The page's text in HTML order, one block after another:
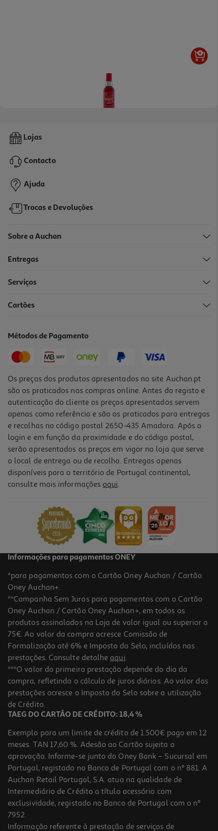
Laca Phyto Fixação Suave 150 Ml
17,85 €
Serum Phyto Paris Crescimento 50 Ml
29,90 €
4.8
Gel-Creme Phyto Caracóis Definição 150ml
123.33 €/Lt
18,50 €
Lojas
Contacto
Ajuda
Trocas e Devoluções
Sobre a Auchan
Entregas
Serviços
Cartões
Métodos de Pagamento
Os preços dos produtos apresentados no site Auchan.pt
são os praticados nas compras online. Antes do registo e
autenticação do cliente os preços apresentados servem
apenas como referência e são os praticados para entregas
e recolhas no código postal 2650-435 Amadora. Após o
login e em função da proximidade e do código postal,
serão apresentados os preços em vigor na loja que serve
o local de entrega ou de recolha. Entregas apenas
disponíveis para o território de Portugal continental,
consulte mais informações aqui.
Informações para pagamentos ONEY
*para pagamentos com o Cartão Oney Auchan / Cartão
Oney Auchan+.
**Campanha Sem Juros para pagamentos com o Cartão
Oney Auchan / Cartão Oney Auchan+, em todos os
produtos assinalados na Loja de valor igual ou superior a
75€. Ao valor da compra acresce Comissão de
Formalização até 6% e Imposto do Selo, incluídos nas
prestações. Consulte detalhe aqui.
***O valor da primeira prestação depende do dia da
compra, refletindo o cálculo de juros diários. Ao valor das
prestações acresce o Imposto do Selo sobre a utilização
de Crédito.
TAEG DO CARTÃO DE CRÉDITO: 18,4 %
Exemplo para um limite de crédito de 1.500€ pago em 12
meses. TAN 17,60 %. Adesão ao Cartão sujeita a
aprovação. Informe-se junto do Oney Bank – Sucursal em
Portugal, registado no Banco de Portugal com o nº 881. A
Auchan Retail Portugal, S.A. atua na qualidade de
Intermediário de Crédito a título acessório com
exclusividade, registado no Banco de Portugal com o nº
7952.
Informação referente à prestação de serviços de